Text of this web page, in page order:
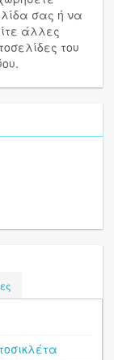
σας ή να
άλλες
του